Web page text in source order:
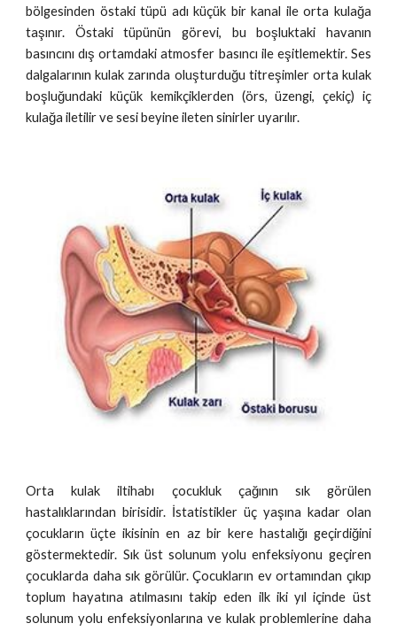
bölgesinden östaki tüpü adı küçük bir kanal ile orta kulağa
taşınır. Östaki tüpünün görevi, bu boşluktaki havanın
basıncını dış ortamdaki atmosfer basıncı ile eşitlemektir. Ses
dalgalarının kulak zarında oluşturduğu titreşimler orta kulak
boşluğundaki küçük kemikçiklerden (örs, üzengi, çekiç) iç
kulağa iletilir ve sesi beyine ileten sinirler uyarılır.
Orta kulak iltihabı çocukluk çağının sık görülen
hastalıklarından birisidir. İstatistikler üç yaşına kadar olan
çocukların üçte ikisinin en az bir kere hastalığı geçirdiğini
göstermektedir. Sık üst solunum yolu enfeksiyonu geçiren
çocuklarda daha sık görülür. Çocukların ev ortamından çıkıp
toplum hayatına atılmasını takip eden ilk iki yıl içinde üst
solunum yolu enfeksiyonlarına ve kulak problemlerine daha